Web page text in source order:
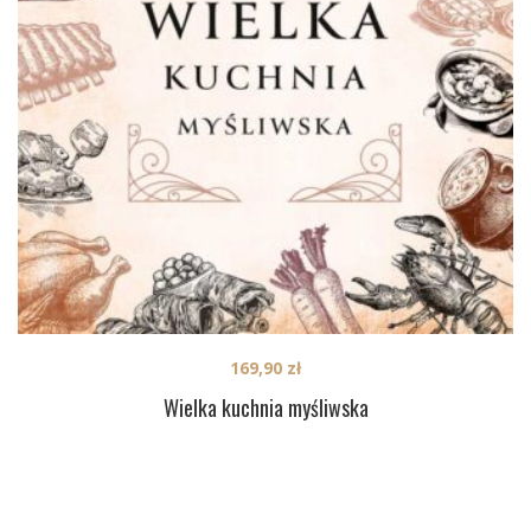
Wielka kuchnia myśliwska
169,90 zł